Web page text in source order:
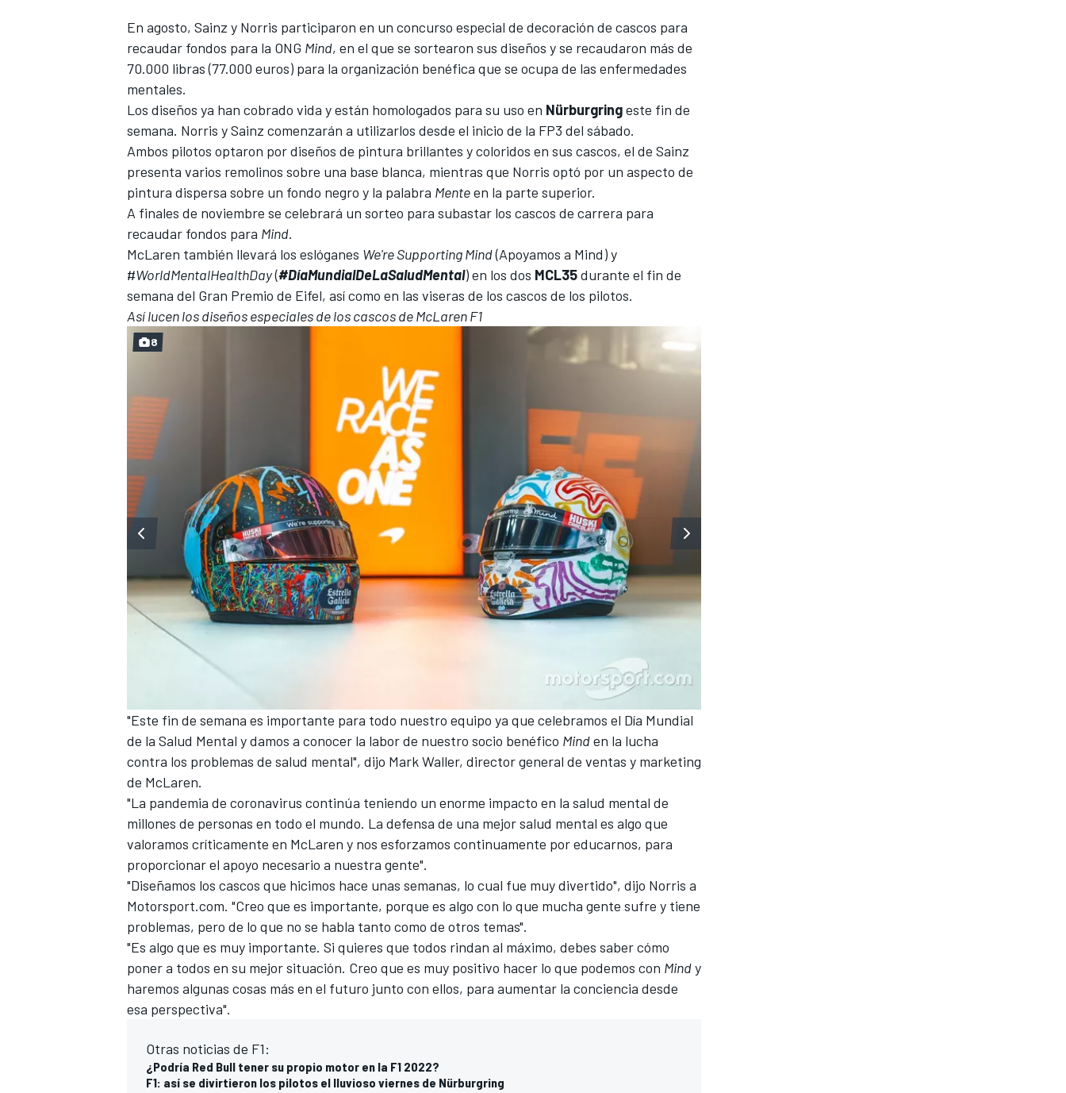
MÁS CATEGORÍAS
En agosto, Sainz y Norris participaron en un concurso especial de decoración de cascos para
recaudar fondos para la ONG Mind, en el que se sortearon sus diseños y se recaudaron más de
70.000 libras (77.000 euros) para la organización benéfica que se ocupa de las enfermedades
mentales.
Los diseños ya han cobrado vida y están homologados para su uso en Nürburgringeste fin de
semana. Norris y Sainz comenzarán a utilizarlos desde el inicio de la FP3 del sábado.
Ambos pilotos optaron por diseños de pintura brillantes y coloridos en sus cascos, el de Sainz
presenta varios remolinos sobre una base blanca, mientras que Norris optó por un aspecto de
pintura dispersa sobre un fondo negro y la palabra Menteen la parte superior.
A finales de noviembre se celebrará un sorteo para subastar los cascos de carrera para
recaudar fondos para Mind.
McLaren también llevará los eslóganes We're Supporting Mind(Apoyamos a Mind) y
#WorldMentalHealthDay(#DíaMundialDeLaSaludMental) en los dos MCL35durante el fin de
semana del Gran Premio de Eifel, así como en las viseras de los cascos de los pilotos.
Así lucen los diseños especiales de los cascos de McLaren F1
8
"Este fin de semana es importante para todo nuestro equipo ya que celebramos el Día Mundial
de la Salud Mental y damos a conocer la labor de nuestro socio benéfico Minden la lucha
contra los problemas de salud mental", dijo Mark Waller, director general de ventas y marketing
de McLaren.
"La pandemia de coronavirus continúa teniendo un enorme impacto en la salud mental de
millones de personas en todo el mundo. La defensa de una mejor salud mental es algo que
valoramos críticamente en McLaren y nos esforzamos continuamente por educarnos, para
proporcionar el apoyo necesario a nuestra gente".
"Diseñamos los cascos que hicimos hace unas semanas, lo cual fue muy divertido", dijo Norris a
Motorsport.com. "Creo que es importante, porque es algo con lo que mucha gente sufre y tiene
problemas, pero de lo que no se habla tanto como de otros temas".
"Es algo que es muy importante. Si quieres que todos rindan al máximo, debes saber cómo
poner a todos en su mejor situación. Creo que es muy positivo hacer lo que podemos con Mindy
haremos algunas cosas más en el futuro junto con ellos, para aumentar la conciencia desde
esa perspectiva".
Otras noticias de F1:
¿Podría Red Bull tener su propio motor en la F1 2022?
F1: así se divirtieron los pilotos el lluvioso viernes de Nürburgring